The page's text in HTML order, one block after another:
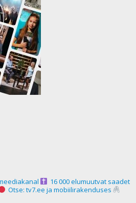
16 000 elumuutvat saadet
Otse: tv7.ee ja mobiilirakenduses